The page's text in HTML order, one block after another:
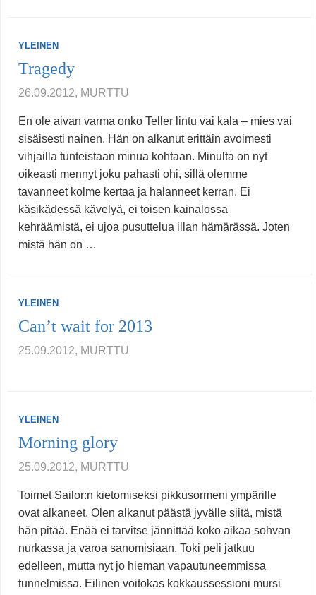
YLEINEN
Tragedy
26.09.2012, MURTTU
En ole aivan varma onko Teller lintu vai kala – mies vai
sisäisesti nainen. Hän on alkanut erittäin avoimesti
vihjailla tunteistaan minua kohtaan. Minulta on nyt
oikeasti mennyt joku pahasti ohi, sillä olemme
tavanneet kolme kertaa ja halanneet kerran. Ei
käsikädessä kävelyä, ei toisen kainalossa
kehräämistä, ei ujoa pusuttelua illan hämärässä. Joten
mistä hän on …
YLEINEN
Can’t wait for 2013
25.09.2012, MURTTU
YLEINEN
Morning glory
25.09.2012, MURTTU
Toimet Sailor:n kietomiseksi pikkusormeni ympärille
ovat alkaneet. Olen alkanut päästä jyvälle siitä, mistä
hän pitää. Enää ei tarvitse jännittää koko aikaa sohvan
nurkassa ja varoa sanomisiaan. Toki peli jatkuu
edelleen, mutta nyt jo hieman vapautuneemmissa
tunnelmissa. Eilinen voitokas kokkaussessioni mursi